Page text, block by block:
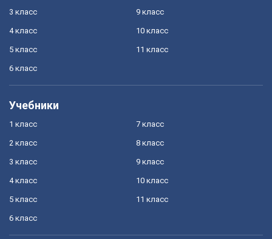
3 класс
4 класс
5 класс
6 класс
9 класс
10 класс
11 класс
Учебники
1 класс
2 класс
3 класс
4 класс
5 класс
6 класс
7 класс
8 класс
9 класс
10 класс
11 класс